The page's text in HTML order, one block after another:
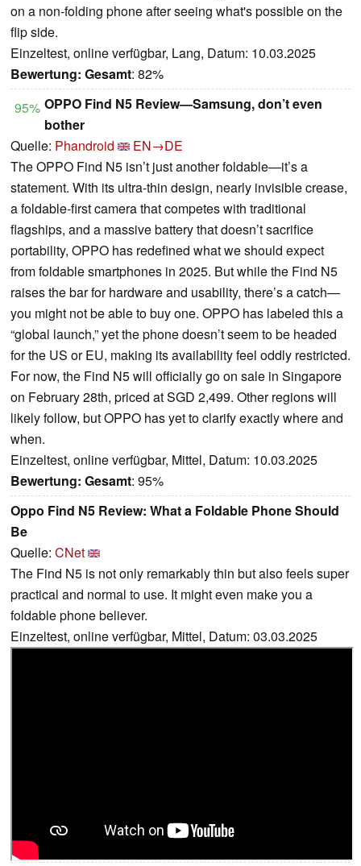
on a non-folding phone after seeing what's possible on the
flip side.
Einzeltest, online verfügbar, Lang, Datum: 10.03.2025
Bewertung: Gesamt: 82%
95% OPPO Find N5 Review—Samsung, don’t even
bother
Quelle: Phandroid
EN→DE
The OPPO Find N5 isn’t just another foldable—it’s a
statement. With its ultra-thin design, nearly invisible crease,
a foldable-first camera that competes with traditional
flagships, and a massive battery that doesn’t sacrifice
portability, OPPO has redefined what we should expect
from foldable smartphones in 2025. But while the Find N5
raises the bar for hardware and usability, there’s a catch—
you might not be able to buy one. OPPO has labeled this a
“global launch,” yet the phone doesn’t seem to be headed
for the US or EU, making its availability feel oddly restricted.
For now, the Find N5 will officially go on sale in Singapore
on February 28th, priced at SGD 2,499. Other regions will
likely follow, but OPPO has yet to clarify exactly where and
when.
Einzeltest, online verfügbar, Mittel, Datum: 10.03.2025
Bewertung: Gesamt: 95%
Oppo Find N5 Review: What a Foldable Phone Should
Be
Quelle: CNet
The Find N5 is not only remarkably thin but also feels super
practical and normal to use. It might even make you a
foldable phone believer.
Einzeltest, online verfügbar, Mittel, Datum: 03.03.2025